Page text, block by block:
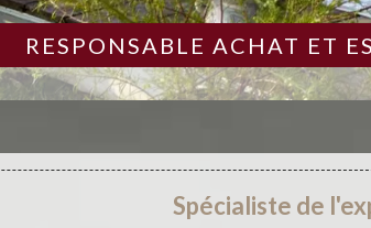
RESPONSABLE ACHAT ET
Spécialiste de